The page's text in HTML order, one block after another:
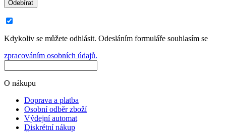
Odebírat
Kdykoliv se můžete odhlásit. Odesláním formuláře souhlasím se
zpracováním osobních údajů.
O nákupu
Doprava a platba
Osobní odběr zboží
Výdejní automat
Diskrétní nákup